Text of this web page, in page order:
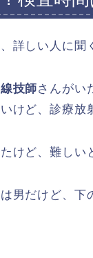
詳しい人に聞
技師さんがい
けど、診療放
けど、難しい
男だけど、下